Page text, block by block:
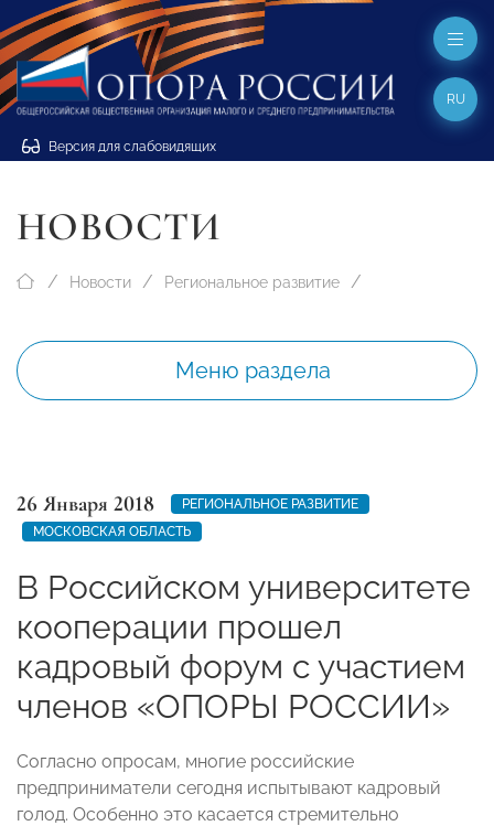
Версия для слабовидящих
RU
НОВОСТИ
Новости Региональное развитие
Меню раздела
26 Января 2018
РЕГИОНАЛЬНОЕ РАЗВИТИЕ
МОСКОВСКАЯ ОБЛАСТЬ
В Российском университете
кооперации прошел
кадровый форум с участием
членов «ОПОРЫ РОССИИ»
Согласно опросам, многие российские
предприниматели сегодня испытывают кадровый
голод. Особенно это касается стремительно